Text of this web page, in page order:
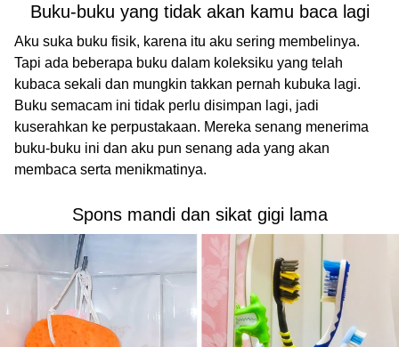
Buku-buku yang tidak akan kamu baca lagi
Aku suka buku fisik, karena itu aku sering membelinya.
Tapi ada beberapa buku dalam koleksiku yang telah
kubaca sekali dan mungkin takkan pernah kubuka lagi.
Buku semacam ini tidak perlu disimpan lagi, jadi
kuserahkan ke perpustakaan. Mereka senang menerima
buku-buku ini dan aku pun senang ada yang akan
membaca serta menikmatinya.
Spons mandi dan sikat gigi lama